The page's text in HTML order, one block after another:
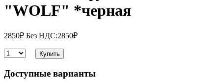
"WOLF" *черная
2850₽ Без НДС:2850₽
Купить
Доступные варианты